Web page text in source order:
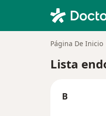
Página De Inicio
Lista
B